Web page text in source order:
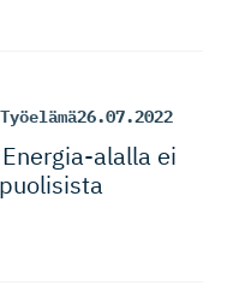
Työelämä26.07.2022
alalla ei